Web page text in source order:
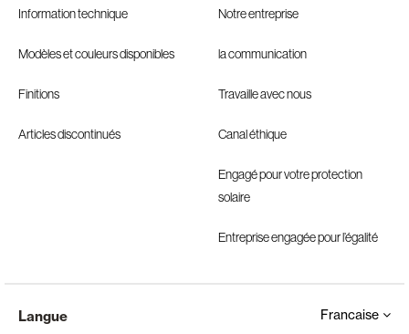
Information technique
Modèles et couleurs disponibles
Finitions
Articles discontinués
Notre entreprise
la communication
Travaille avec nous
Canal éthique
Engagé pour votre protection
solaire
Entreprise engagée pour l’égalité
Langue Francaise